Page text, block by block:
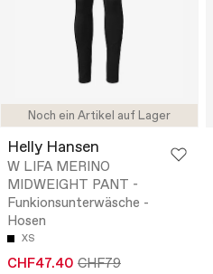
Noch ein Artikel auf Lager
Helly Hansen
W LIFA MERINO
MIDWEIGHT PANT -
Funkionsunterwäsche -
Hosen
XS
CHF47.40 CHF79